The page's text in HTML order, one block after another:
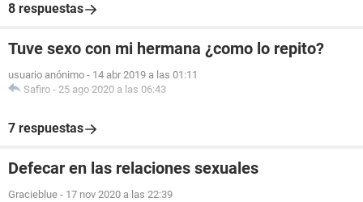
8 respuestas
Tuve sexo con mi hermana ¿como lo repito?
usuario anónimo - 14 abr 2019 a las 01:11
Safiro - 25 ago 2020 a las 06:43
7 respuestas
Defecar en las relaciones sexuales
Gracieblue - 17 nov 2020 a las 22:39